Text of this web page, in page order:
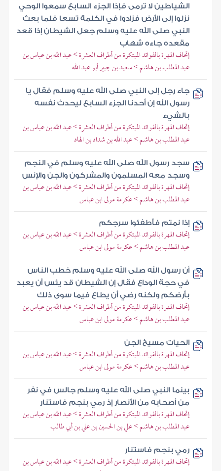
الشياطين لا ترمى فإذا الجزء السابع سمعوا الوحي
نزلوا إلى الأرض فزادوا في الكلمة تسعا فلما بعث
النبي صلى الله عليه وسلم جعل الشيطان إذا قعد
مقعده جاءه شهاب
إتحاف المهرة بالفوائد المبتكرة من أطراف العشرة > عبد الله بن عباس بن
عبد المطلب بن هاشم > سعيد بن جبير أبو عبد الله
جاء رجل إلى النبي صلى الله عليه وسلم فقال يا
رسول الله إن أحدنا الجزء السابع ليحدث نفسه
بالشيء
إتحاف المهرة بالفوائد المبتكرة من أطراف العشرة > عبد الله بن عباس بن
عبد المطلب بن هاشم > عبد الله بن شداد بن الهاد
سجد رسول الله صلى الله عليه وسلم في النجم
وسجد معه المسلمون والمشركون والجن والإنس
إتحاف المهرة بالفوائد المبتكرة من أطراف العشرة > عبد الله بن عباس بن
عبد المطلب بن هاشم > عكرمة مولى ابن عباس
إذا نمتم فأطفئوا سرجكم
إتحاف المهرة بالفوائد المبتكرة من أطراف العشرة > عبد الله بن عباس بن
عبد المطلب بن هاشم > عكرمة مولى ابن عباس
أن رسول الله صلى الله عليه وسلم خطب الناس
في حجة الوداع فقال إن الشيطان قد يئس أن يعبد
بأرضكم ولكنه رضي أن يطاع فيما سوى ذلك
إتحاف المهرة بالفوائد المبتكرة من أطراف العشرة > عبد الله بن عباس بن
عبد المطلب بن هاشم > عكرمة مولى ابن عباس
الحيات مسيخ الجن
إتحاف المهرة بالفوائد المبتكرة من أطراف العشرة > عبد الله بن عباس بن
عبد المطلب بن هاشم > عكرمة مولى ابن عباس
بينما النبي صلى الله عليه وسلم جالس في نفر
من أصحابه من الأنصار إذ رمي بنجم فاستنار
إتحاف المهرة بالفوائد المبتكرة من أطراف العشرة > عبد الله بن عباس بن
عبد المطلب بن هاشم > علي بن الحسين بن علي بن أبي طالب
رمي بنجم فاستنار
إتحاف المهرة بالفوائد المبتكرة من أطراف العشرة > عبد الله بن عباس بن